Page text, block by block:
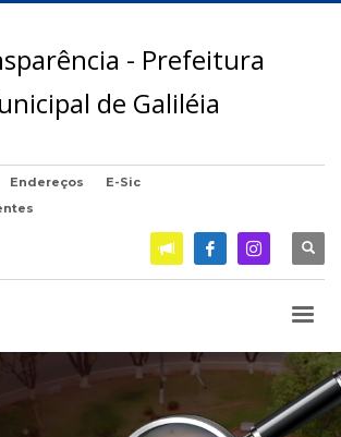
Endereços
E-Sic